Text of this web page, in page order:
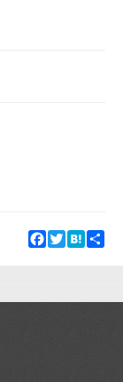
Facebook
TwitterHatena